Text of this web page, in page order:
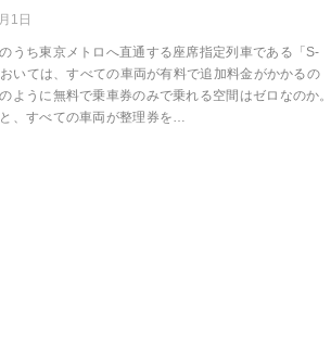
1日
うち東京メトロへ直通する座席指定列車である「S-
いては、すべての車両が有料で追加料金がかかるの
ように無料で乗車券のみで乗れる空間はゼロなのか。
、すべての車両が整理券を…